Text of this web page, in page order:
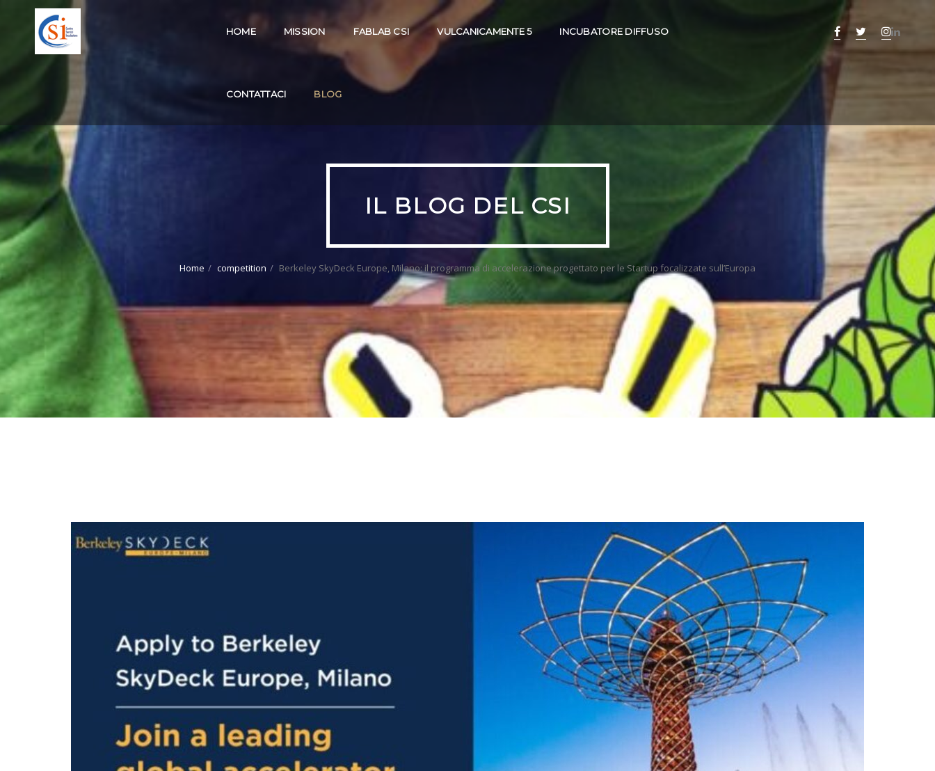
HOME MISSION FABLAB CSI VULCANICAMENTE 5 INCUBATORE DIFFUSO
CONTATTACI BLOG
IL BLOG DEL CSI
Home competition Berkeley SkyDeck Europe, Milano: il programma di accelerazione progettato per le Startup focalizzate sull’Europa